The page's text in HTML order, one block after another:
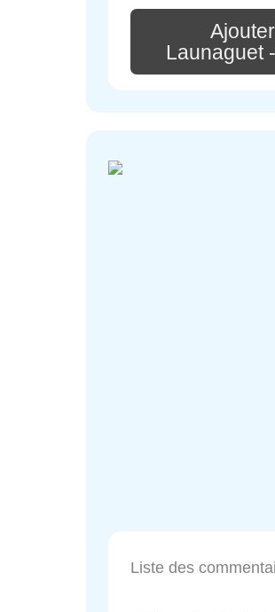
Launaguet
Liste des